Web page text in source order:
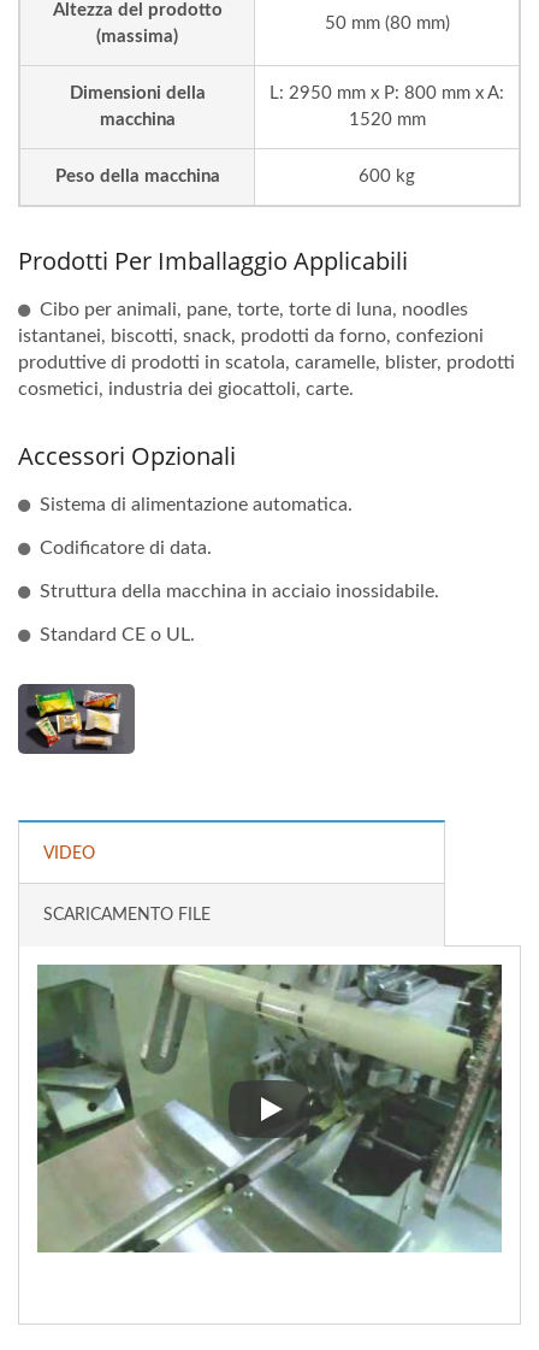
Altezza del prodotto
(massima)
50 mm (80 mm)
Dimensioni della
macchina
L: 2950 mm x P: 800 mm x A:
1520 mm
Peso della macchina 600 kg
Prodotti Per Imballaggio Applicabili
Cibo per animali, pane, torte, torte di luna, noodles
istantanei, biscotti, snack, prodotti da forno, confezioni
produttive di prodotti in scatola, caramelle, blister, prodotti
cosmetici, industria dei giocattoli, carte.
Accessori Opzionali
Sistema di alimentazione automatica.
Codificatore di data.
Struttura della macchina in acciaio inossidabile.
Standard CE o UL.
VIDEO
SCARICAMENTO FILE
Avvolgitrice compatta